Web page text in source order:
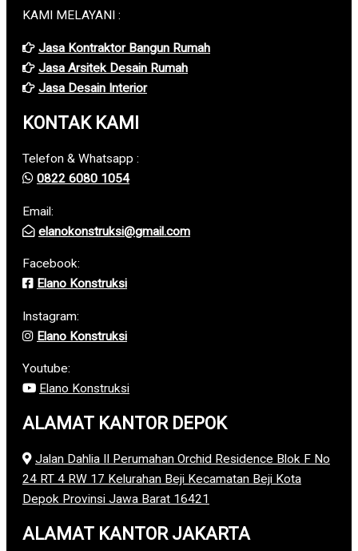
KAMI MELAYANI :
Jasa Kontraktor Bangun Rumah
Jasa Arsitek Desain Rumah
Jasa Desain Interior
KONTAK KAMI
Telefon & Whatsapp :
0822 6080 1054
Email:
elanokonstruksi@gmail.com
Facebook:
Elano Konstruksi
Instagram:
Elano Konstruksi
Youtube:
Elano Konstruksi
ALAMAT KANTOR DEPOK
Jalan Dahlia II Perumahan Orchid Residence Blok F No
24 RT 4 RW 17 Kelurahan Beji Kecamatan Beji Kota
Depok Provinsi Jawa Barat 16421
ALAMAT KANTOR JAKARTA